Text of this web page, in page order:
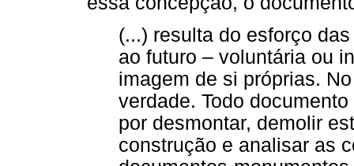
(...) resulta do esforço
ao futuro – voluntária ou
imagem de si próprias.
verdade. Todo
por desmontar, demolir
construção e analisar as